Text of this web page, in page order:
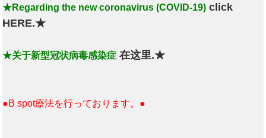
★Regarding the new coronavirus (COVID-19) click
HERE.★
★关于新型冠状病毒感染症 在这里.★
●B spot療法を行っております。●